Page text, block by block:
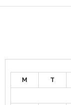
M T